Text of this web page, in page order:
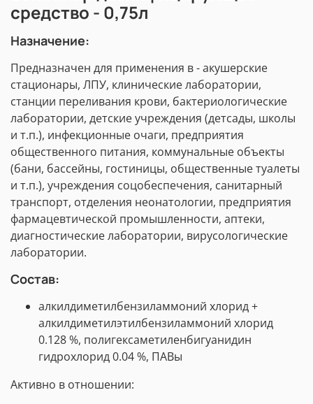
средство - 0,75л
Назначение:
Предназначен для применения в - акушерские
стационары, ЛПУ, клинические лаборатории,
станции переливания крови, бактериологические
лаборатории, детские учреждения (детсады, школы
и т.п.), инфекционные очаги, предприятия
общественного питания, коммунальные объекты
(бани, бассейны, гостиницы, общественные туалеты
и т.п.), учреждения соцобеспечения, санитарный
транспорт, отделения неонатологии, предприятия
фармацевтической промышленности, аптеки,
диагностические лаборатории, вирусологические
лаборатории.
Состав:
алкилдиметилбензиламмоний хлорид +
алкилдиметилэтилбензиламмоний хлорид
0.128 %, полигексаметиленбигуанидин
гидрохлорид 0.04 %, ПАВы
Активно в отношении: